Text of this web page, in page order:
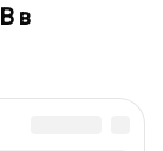
в